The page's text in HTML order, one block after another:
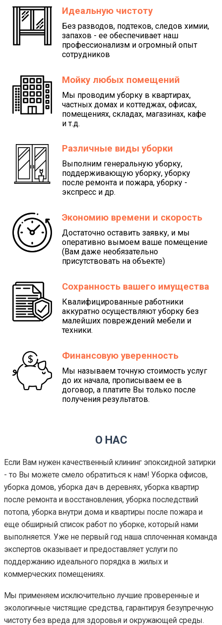
Идеальную чистоту
Без разводов, подтеков, следов химии,
запахов - ее обеспечивает наш
профессионализм и огромный опыт
сотрудников
Мойку любых помещений
Мы проводим уборку в квартирах,
частных домах и коттеджах, офисах,
помещениях, складах, магазинах, кафе
и т.д.
Различные виды уборки
Выполним генеральную уборку,
поддерживающую уборку, уборку
после ремонта и пожара, уборку -
экспресс и др.
Экономию времени и скорость
Достаточно оставить заявку, и мы
оперативно вымоем ваше помещение
(Вам даже необязательно
присутствовать на объекте)
Сохранность вашего имущества
Квалифицированные работники
аккуратно осуществляют уборку без
малейших повреждений мебели и
техники.
Финансовую уверенность
Мы называем точную стоимость услуг
до их начала, прописываем ее в
договор, а платите Вы только после
получения результатов.
О НАС
Если Вам нужен качественный клининг эпоксидной затирки
- то Вы можете смело обратиться к нам! Уборка офисов,
уборка домов, уборка дач в деревнях, уборка квартир
после ремонта и восстановления, уборка последствий
потопа, уборка внутри дома и квартиры после пожара и
еще обширный список работ по уборке, который нами
выполняется. Уже не первый год наша сплоченная команда
экспертов оказывает и предоставляет услуги по
поддержанию идеального порядка в жилых и
коммерческих помещениях.
Мы применяем исключительно лучшие проверенные и
экологичные чистящие средства, гарантируя безупречную
чистоту без вреда для здоровья и окружающей среды.